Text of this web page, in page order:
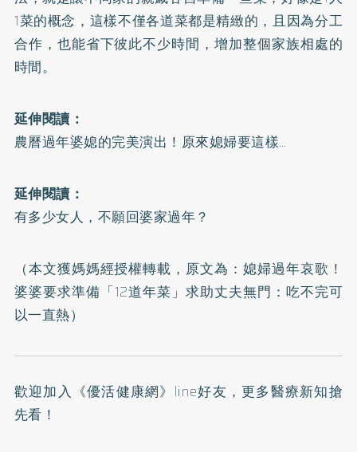
1菜的概念，這樣不僅各道菜都是精緻的，且因為分工
合作，也能省下彼此不少時間，增加整個家族相處的
時間。
延伸閱讀：
農曆過年婆媳的完美演出！原來媳婦要這樣…
延伸閱讀：
有多少女人，不願回婆家過年？
（本文獲媽媽經授權轉載，原文為： 媳婦過年哀歌！
婆婆要求準備「12道年菜」求助丈夫無門：吃不完可
以一直熱）
歡迎加入 《優活健康網》line好友 ，更多醫療新知搶
先看！